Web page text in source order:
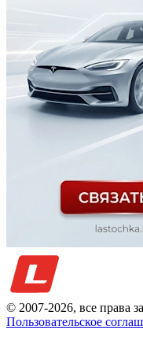
© 2007-2026, все права
Пользовательское